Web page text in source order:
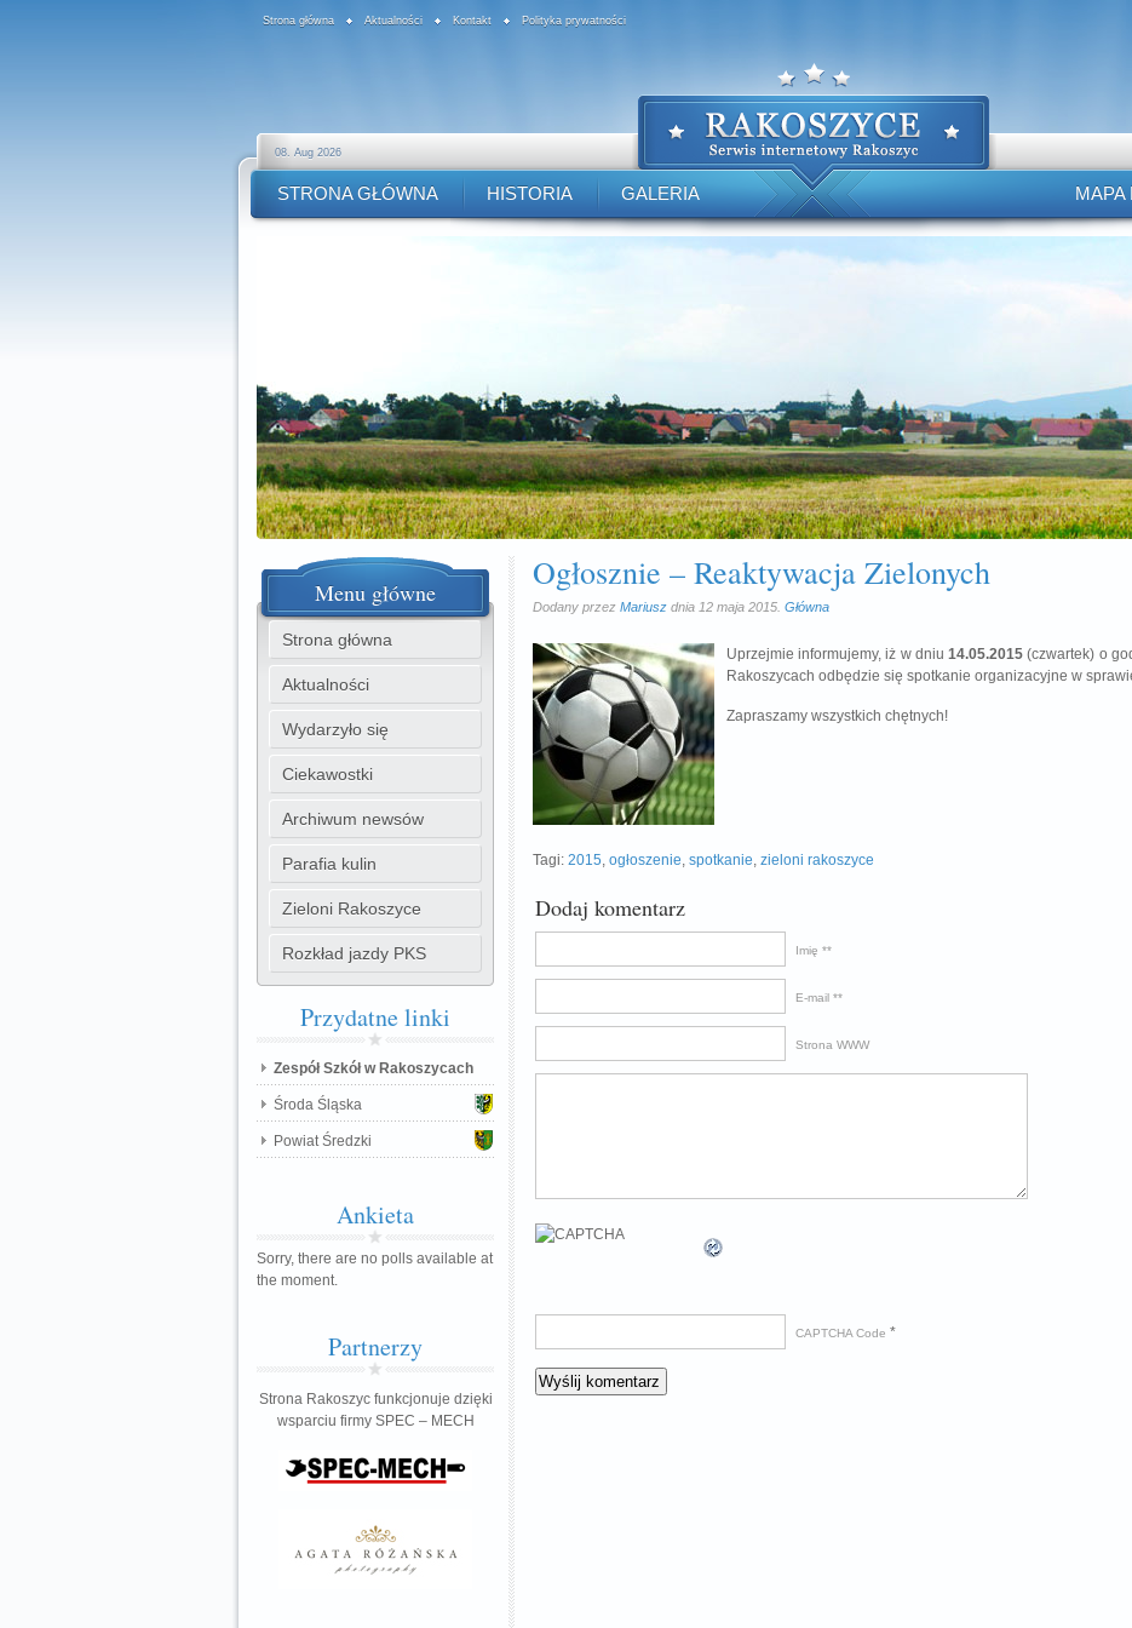
Strona główna Aktualności Kontakt Polityka prywatności
08. Aug 2026
STRONA GŁÓWNA HISTORIA GALERIA MAPA
Ogłosznie – Reaktywacja Zielonych
Dodany przez Mariusz dnia 12 maja 2015. Główna
Uprzejmie informujemy, iż w dniu14.05.2015 (czwartek) o
Rakoszycach odbędzie się spotkanie organizacyjne w
Zapraszamy wszystkich chętnych!
Tagi: 2015, ogłoszenie, spotkanie, zieloni rakoszyce
Dodaj komentarz
Imię *
E-mail *
Strona WWW
CAPTCHA Code *
Menu główne
Strona główna
Aktualności
Wydarzyło się
Ciekawostki
Archiwum newsów
Parafia kulin
Zieloni Rakoszyce
Rozkład jazdy PKS
Przydatnelinki
Zespół Szkół w Rakoszycach
Środa Śląska
Powiat Średzki
Ankieta
Sorry, there are no polls available at
the moment.
Partnerzy
Strona Rakoszyc funkcjonuje dzięki
wsparciu firmy SPEC – MECH